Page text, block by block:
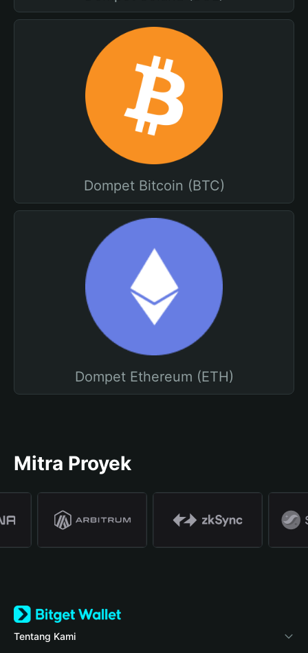
Dompet Bitcoin (BTC)
Dompet Ethereum (ETH)
Mitra Proyek
Tentang Kami